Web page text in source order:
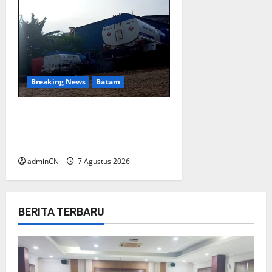
Breaking News Batam
adminCN 7 Agustus 2026
BERITA TERBARU